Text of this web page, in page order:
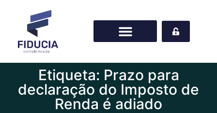
Etiqueta: Prazo para
declaração do Imposto de
Renda é adiado